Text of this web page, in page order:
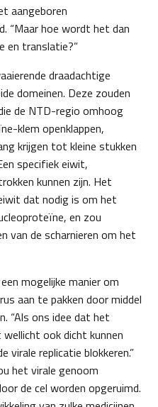
aangeboren
“Maar hoe wordt het dan
en translatie?”
draadachtige
domeinen. Deze zouden
de NTD-regio omhoog
klem openklappen,
krijgen tot kleine stukken
specifiek eiwit,
kunnen zijn. Het
dat nodig is om het
en zou
van de scharnieren om het
mogelijke manier om
aan te pakken door middel
“Als ons idee dat het
ook dicht kunnen
virale replicatie blokkeren.”
het virale genoom
de cel worden opgeruimd.